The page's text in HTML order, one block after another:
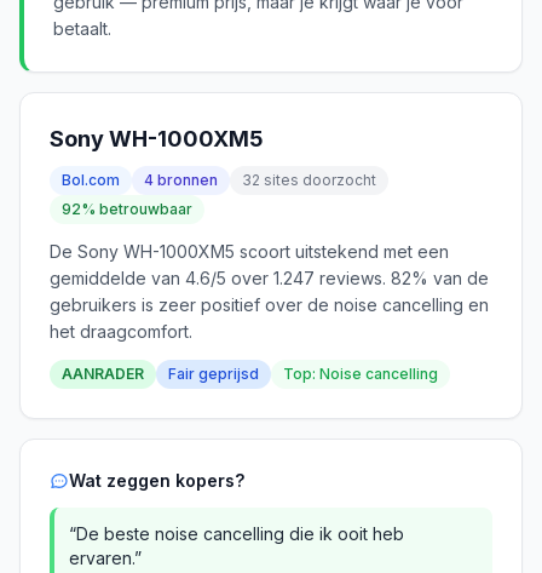
betaalt.
Sony WH-1000XM5
Bol.com 4 bronnen
32 sites doorzocht
92% betrouwbaar
De Sony WH-1000XM5 scoort uitstekend met een
gemiddelde van 4.6/5 over 1.247 reviews. 82% van de
gebruikers is zeer positief over de noise cancelling en
het draagcomfort.
AANRADER Fair geprijsd Top: Noise cancelling
Wat zeggen kopers?
“De beste noise cancelling die ik ooit heb
ervaren.”